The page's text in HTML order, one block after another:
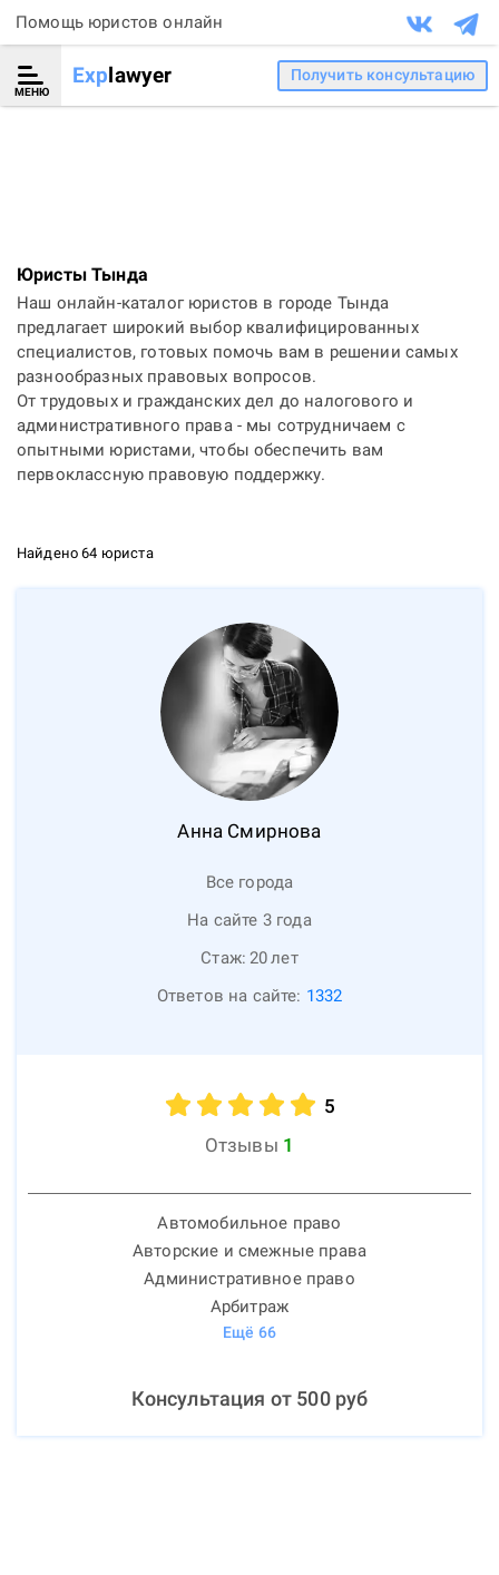
Помощь юристов онлайн
МЕНЮ
Explawyer Получить консультацию
Юристы Тында
Наш онлайн-каталог юристов в городе Тында
предлагает широкий выбор квалифицированных
специалистов, готовых помочь вам в решении самых
разнообразных правовых вопросов.
От трудовых и гражданских дел до налогового и
административного права - мы сотрудничаем с
опытными юристами, чтобы обеспечить вам
первоклассную правовую поддержку.
Найдено 64 юриста
Анна Смирнова
Все города
На сайте 3 года
Стаж: 20лет
Ответов на сайте: 1332
5
Отзывы 1
Автомобильное право
Авторские и смежные права
Административное право
Арбитраж
Ещё 66
Консультация от 500руб